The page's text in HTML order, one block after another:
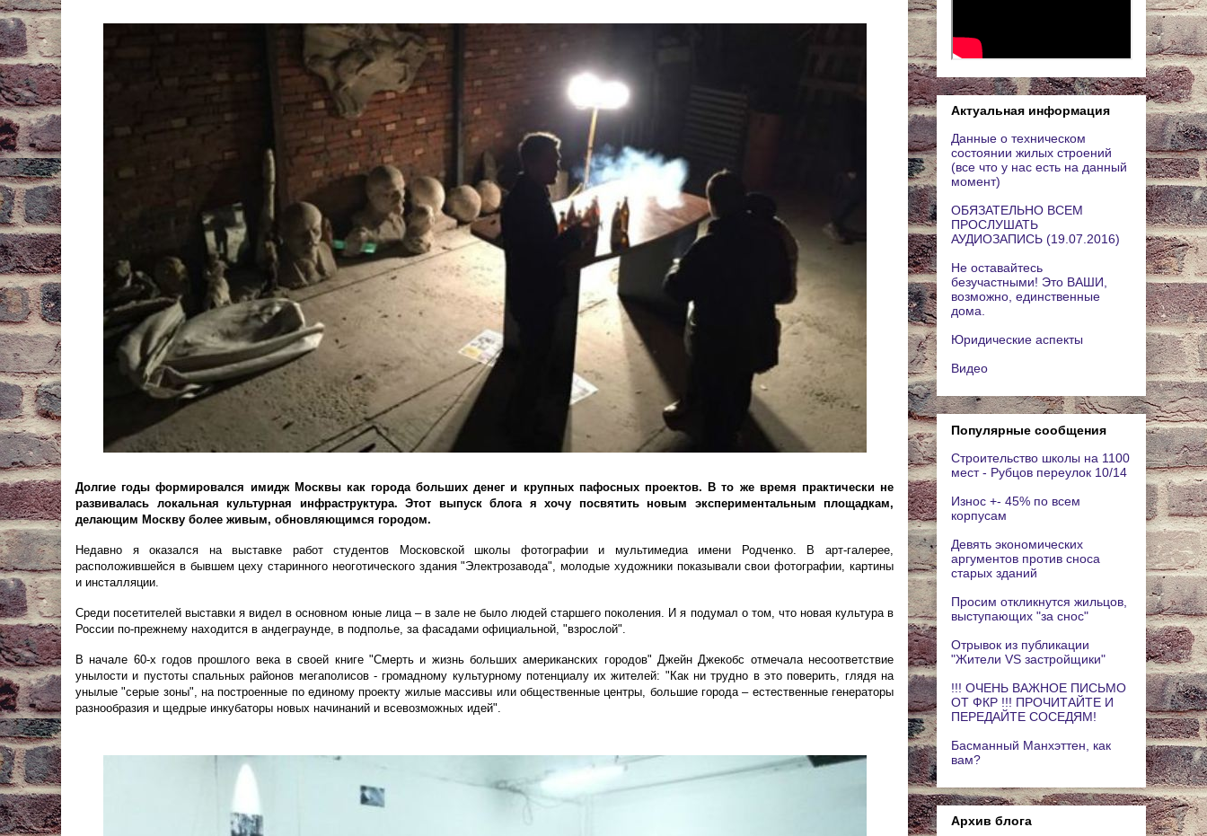
Долгие годы формировался имидж Москвы как города больших денег и крупных пафосных проектов. В то же время практически не
развивалась локальная культурная инфраструктура. Этот выпуск блога я хочу посвятить новым экспериментальным площадкам,
делающим Москву более живым, обновляющимся городом.
Недавно я оказался на выставке работ студентов Московской школы фотографии и мультимедиа имени Родченко. В арт-галерее,
расположившейся в бывшем цеху старинного неоготического здания "Электрозавода", молодые художники показывали свои фотографии, картины
и инсталляции.
Среди посетителей выставки я видел в основном юные лица – в зале не было людей старшего поколения. И я подумал о том, что новая культура в
России по-прежнему находится в андеграунде, в подполье, за фасадами официальной, "взрослой".
В начале 60-х годов прошлого века в своей книге "Смерть и жизнь больших американских городов" Джейн Джекобс отмечала несоответствие
унылости и пустоты спальных районов мегаполисов - громадному культурному потенциалу их жителей: "Как ни трудно в это поверить, глядя на
унылые "серые зоны", на построенные по единому проекту жилые массивы или общественные центры, большие города – естественные генераторы
разнообразия и щедрые инкубаторы новых начинаний и всевозможных идей".
Актуальная информация
Данные о техническом
состоянии жилых строений
(все что у нас есть на данный
момент)
ОБЯЗАТЕЛЬНО ВСЕМ
ПРОСЛУШАТЬ
АУДИОЗАПИСЬ (19.07.2016)
Не оставайтесь
безучастными! Это ВАШИ,
возможно, единственные
дома.
Юридические аспекты
Видео
Популярные сообщения
Строительство школы на 1100
мест - Рубцов переулок 10/14
Износ +- 45% по всем
корпусам
Девять экономических
аргументов против сноса
старых зданий
Просим откликнутся жильцов,
выступающих "за снос"
Отрывок из публикации
"Жители VS застройщики"
!!! ОЧЕНЬ ВАЖНОЕ ПИСЬМО
ОТ ФКР !!! ПРОЧИТАЙТЕ И
ПЕРЕДАЙТЕ СОСЕДЯМ!
Басманный Манхэттен, как
вам?
Архив блога